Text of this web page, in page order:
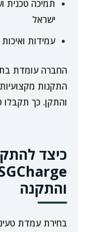
תמיכה טכנית
ישראל
עמידות
החברה עומדת
התקנות
והתקן. כך תקבלו
כיצד
והתקנה
בחירת עמדת